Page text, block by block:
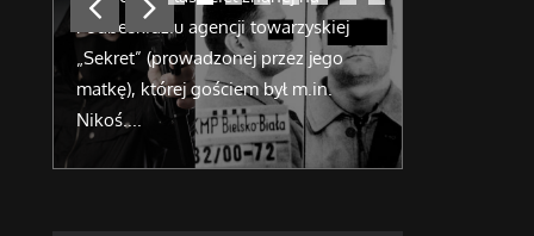
Podbeskidziu agencji towarzyskiej
„Sekret” (prowadzonej przez jego
matkę), której gościem był m.in.
Nikoś....